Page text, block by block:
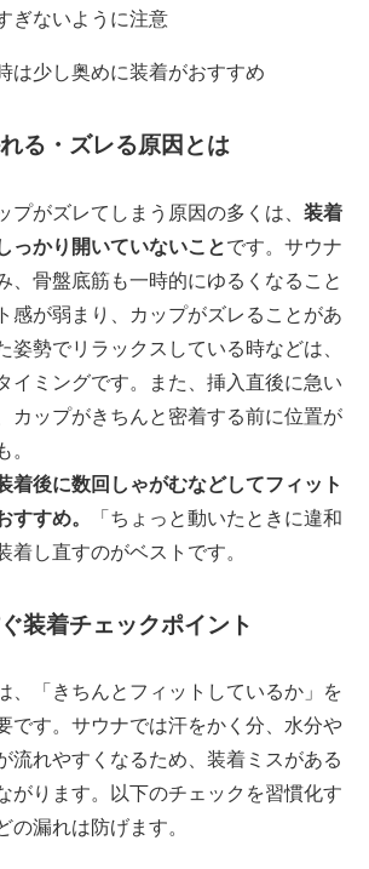
ぎないように注意
は少し奥めに装着がおすすめ
る・ズレる原因とは
プがズレてしまう原因の多くは、 装着
っかり開いていないことです。サウナ
、骨盤底筋も一時的にゆるくなること
感が弱まり、カップがズレることがあ
姿勢でリラックスしている時などは、
イミングです。また、挿入直後に急い
カップがきちんと密着する前に位置が
。
着後に数回しゃがむなどしてフィット
すすめ。
「ちょっと動いたときに違和
着し直すのがベストです。
装着チェックポイント
、「きちんとフィットしているか」を
です。サウナでは汗をかく分、水分や
流れやすくなるため、装着ミスがある
がります。以下のチェックを習慣化す
の漏れは防げます。